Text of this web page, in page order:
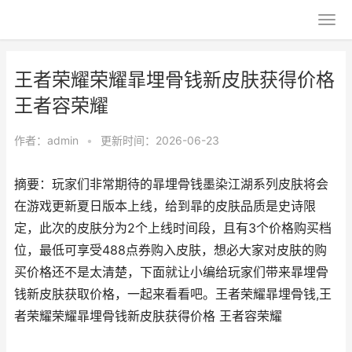
王者荣耀荣耀暃埋骨钱新皮肤获得价格
王者容荣耀
作者： admin • 更新时间：2026-06-23
摘要：玩家们非常期待的暃埋骨钱墨染江湖系列皮肤将会
在游戏更新夏日版本上线，给到暃的皮肤品质是史诗限
定，此次的皮肤分为2个上线时间段，且有3个价格购买档
位，最低可享受488点券购入皮肤，想必大家对皮肤的购
买价格还不是太清楚，下面就让小编给玩家们带来暃埋骨
钱新皮肤获取价格，一起来看看吧。王者荣耀暃埋骨钱,王
者荣耀荣耀暃埋骨钱新皮肤获得价格 王者容荣耀